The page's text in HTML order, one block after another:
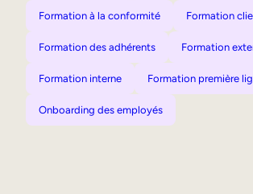
Formation à la conformité Formation
Formation des adhérents Formation
Formation interne Formation première
Onboarding des employés